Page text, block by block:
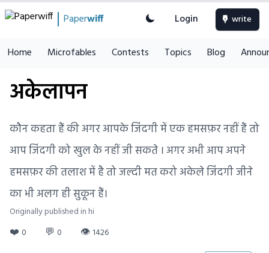
Paperwiff Login write
Home Microfables Contests Topics Blog
अकेलापन
कौन कहता हैं की अगर आपके जिंदगी में एक हमसफ़र नहीं हैं तो
आप जिंदगी को खुल के नहीं जी सकते । अगर अभी आप अपने
हमसफ़र की तलाश में है तो जल्दी मत करो अकेले जिंदगी जीने
का भी अलग ही सुकून हैं।
Originally published in hi
❤️ 0 💬 0 👁 1426